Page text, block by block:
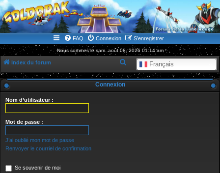
WWW.GOLDORAKGO.COM
le site de la Lune Rouge
FAQ Connexion S’enregistrer
Nous sommes le sam. août 08, 2026 01:14 am
Index du forum Français
e
Connexion
Nom d’utilisateur :
Mot de passe :
J’ai oublié mon mot de passe
Renvoyer le courriel de confirmation
Se souvenir de moi